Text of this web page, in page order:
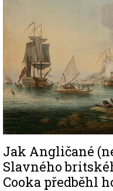
Jak Angličané
Slavného
Cooka předběhl